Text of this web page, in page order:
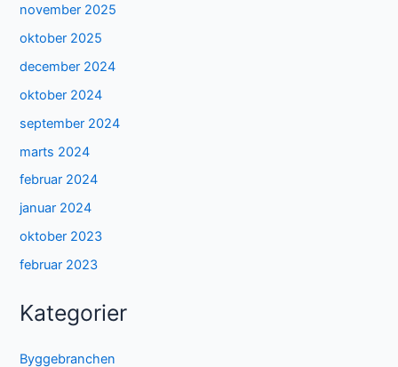
november 2025
oktober 2025
december 2024
oktober 2024
september 2024
marts 2024
februar 2024
januar 2024
oktober 2023
februar 2023
Kategorier
Byggebranchen